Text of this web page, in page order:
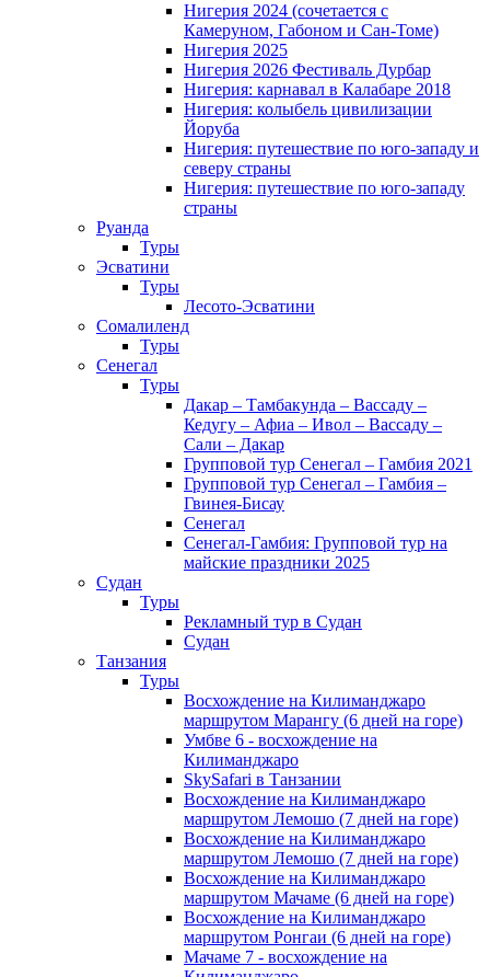
Нигерия 2024 (сочетается с
Камеруном, Габоном и Сан-Томе)
Нигерия 2025
Нигерия 2026 Фестиваль Дурбар
Нигерия: карнавал в Калабаре 2018
Нигерия: колыбель цивилизации
Йоруба
Нигерия: путешествие по юго-западу и
северу страны
Нигерия: путешествие по юго-западу
страны
Руанда
Туры
Эсватини
Туры
Лесото-Эсватини
Сомалиленд
Туры
Сенегал
Туры
Дакар – Тамбакунда – Вассаду –
Кедугу – Афиа – Ивол – Вассаду –
Сали – Дакар
Групповой тур Сенегал – Гамбия 2021
Групповой тур Сенегал – Гамбия –
Гвинея-Бисау
Сенегал
Сенегал-Гамбия: Групповой тур на
майские праздники 2025
Судан
Туры
Рекламный тур в Cудан
Cудан
Танзания
Туры
Восхождение на Килиманджаро
маршрутом Марангу (6 дней на горе)
Умбве 6 - восхождение на
Килиманджаро
SkySafari в Танзании
Восхождение на Килиманджаро
маршрутом Лемошо (7 дней на горе)
Восхождение на Килиманджаро
маршрутом Лемошо (7 дней на горе)
Восхождение на Килиманджаро
маршрутом Мачаме (6 дней на горе)
Восхождение на Килиманджаро
маршрутом Ронгаи (6 дней на горе)
Мачаме 7 - восхождение на